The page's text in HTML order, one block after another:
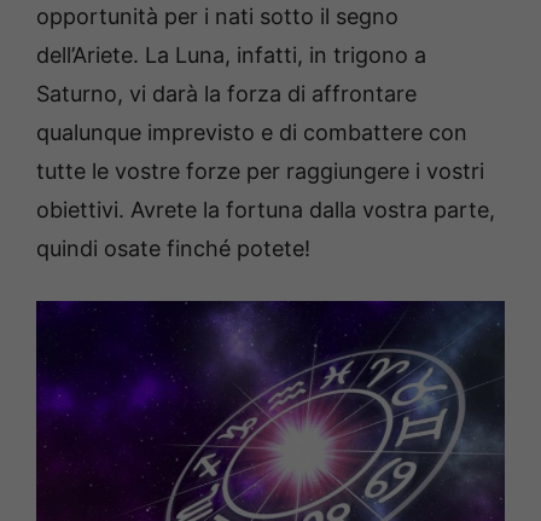
opportunità per i nati sotto il segno
dell’Ariete. La Luna, infatti, in trigono a
Saturno, vi darà la forza di affrontare
qualunque imprevisto e di combattere con
tutte le vostre forze per raggiungere i vostri
obiettivi. Avrete la fortuna dalla vostra parte,
quindi osate finché potete!